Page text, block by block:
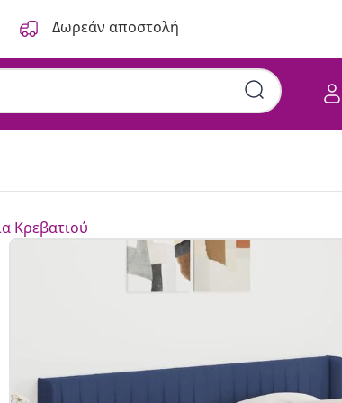
Δωρεάν αποστολή
Κρεβατιού